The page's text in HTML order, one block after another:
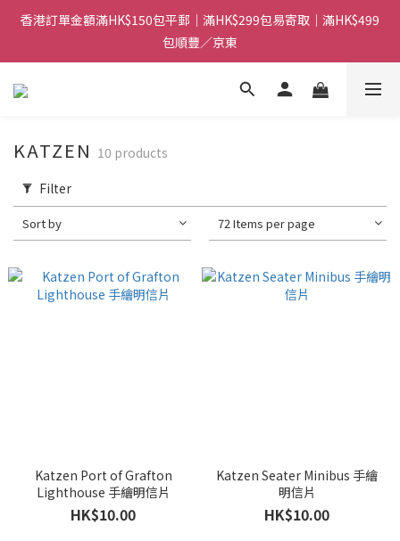
香港訂單金額滿HK$150包平郵｜滿HK$299包易寄取｜滿HK$499
包順豐／京東
香港訂單金額滿HK$150包平郵｜滿HK$299包易寄取｜滿HK$499
包順豐／京東
【網店限定！】指定清貨商品每消費HK$100即享購物金HK$50回
香港訂單金額滿HK$150包平郵｜滿HK$299包易寄取｜滿HK$499
KATZEN 10 products
Filter
Sort by 72 Items per page
Katzen Port of Grafton
Lighthouse 手繪明信片
HK$10.00
Katzen Seater Minibus 手繪
明信片
HK$10.00